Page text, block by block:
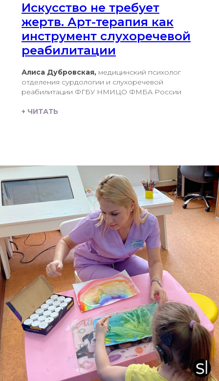
Искусство не требует
жертв. Арт-терапия как
инструмент слухоречевой
реабилитации
Алиса Дубровская, медицинский психолог
отделения сурдологии и слухоречевой
реабилитации ФГБУ НМИЦО ФМБА России
+ ЧИТАТЬ